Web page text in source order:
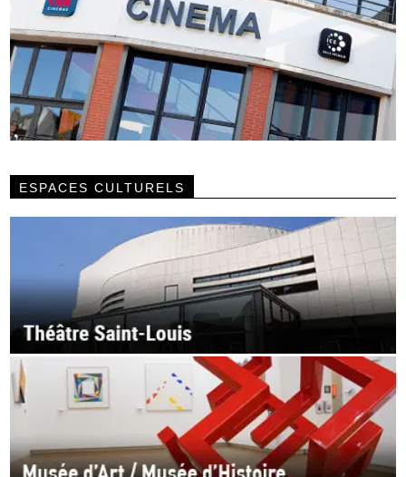
ESPACES CULTURELS